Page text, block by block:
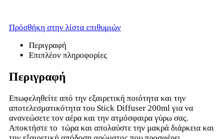
Πρόσθήκη στην λίστα επιθυμιών
Περιγραφή
Επιπλέον πληροφορίες
Περιγραφή
Επωφεληθείτε από την εξαιρετική ποιότητα και την
αποτελεσματικότητα του Stick Diffuser 200ml για να
ανανεώσετε τον αέρα και την ατμόσφαιρα γύρω σας.
Αποκτήστε το τώρα και απολαύστε την μακρά διάρκεια και